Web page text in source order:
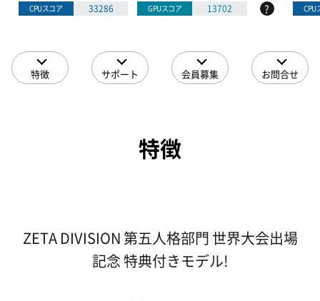
CPUスコア 33286 GPUスコア 13702 ? CPU
特徴 サポート 会員募集 お問合せ
特徴
ZETA DIVISION 第五人格部門 世界大会出場
記念 特典付きモデル!